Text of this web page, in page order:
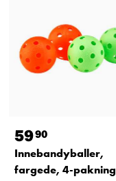
5990
Innebandyballer,
fargede, 4-pakning